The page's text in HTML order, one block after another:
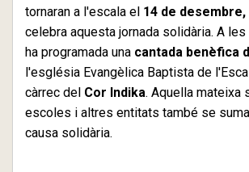
tornaran a l'escala el 14 de desembre,
celebra aquesta jornada solidària. A
ha programada una cantada benèfica
l'església Evangèlica Baptista de
càrrec del Cor Indika. Aquella mateixa
escoles i altres entitats també se
causa solidària.